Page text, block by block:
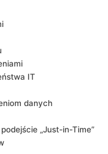
IT
danych
„Just-in-Time”